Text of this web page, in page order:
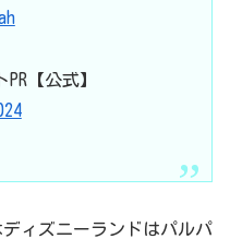
【公式】
ィズニーランドはパルパ